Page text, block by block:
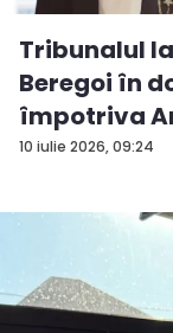
10 iulie 2026, 09:24
Tribunalul
Beregoi în
împotriva